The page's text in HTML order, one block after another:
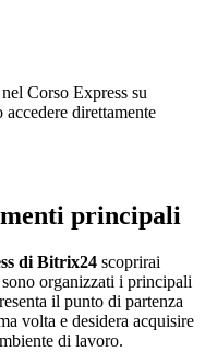
Corso Express su
direttamente
principali
di Bitrix24 scoprirai
organizzati i principali
il punto di partenza
volta e desidera acquisire
di lavoro.